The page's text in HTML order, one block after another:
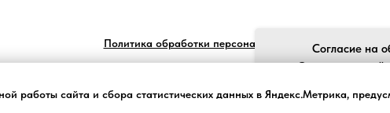
Политика обработки персональных данныхСогласие на
Ставя отметку
законом №152-ФЗ
работы сайта и сбора статистических данных в Яндекс.Метрика,